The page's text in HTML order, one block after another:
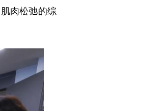
肉松弛的综